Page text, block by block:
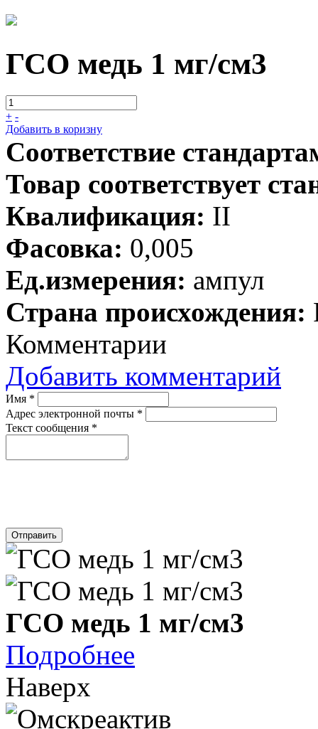
ГСО медь 1 мг/см3
+ -
Добавить в коризну
Соответствие
Товар соответствует
Квалификация: II
Фасовка: 0,005
Ед.измерения: ампул
Страна происхождения:
Комментарии
Добавить комментарий
Имя *
Адрес электронной почты *
Текст сообщения *
Отправить
ГСО медь 1 мг/см3
Подробнее
Наверх